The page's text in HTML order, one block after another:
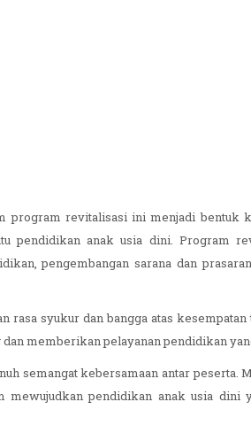
program revitalisasi ini menjadi bentuk
pendidikan anak usia dini. Program
pengembangan sarana dan
rasa syukur dan bangga atas
memberikan pelayanan pendidikan
semangat kebersamaan antar peserta.
mewujudkan pendidikan anak usia dini